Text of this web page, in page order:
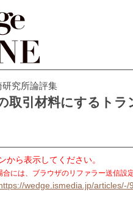
究所論評集
取引材料にするトラ
から表示してください。
には、ブラウザのリファラー送信設
wedge.ismedia.jp/articles/-/